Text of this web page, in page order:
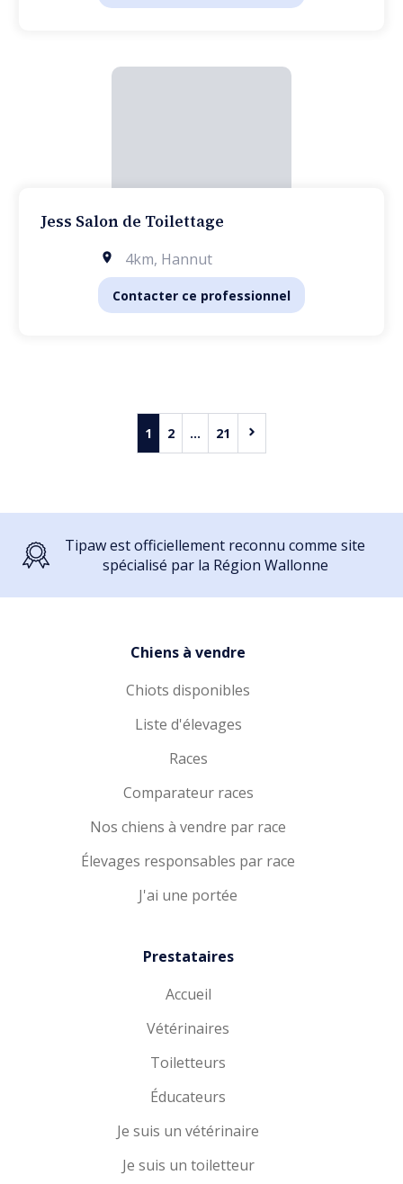
Jess Salon de Toilettage
4km, Hannut
Contacter ce professionnel
1 2 ... 21
Tipaw est officiellement reconnu comme site
spécialisé par la Région Wallonne
Chiens à vendre
Chiots disponibles
Liste d'élevages
Races
Comparateur races
Nos chiens à vendre par race
Élevages responsables par race
J'ai une portée
Prestataires
Accueil
Vétérinaires
Toiletteurs
Éducateurs
Je suis un vétérinaire
Je suis un toiletteur